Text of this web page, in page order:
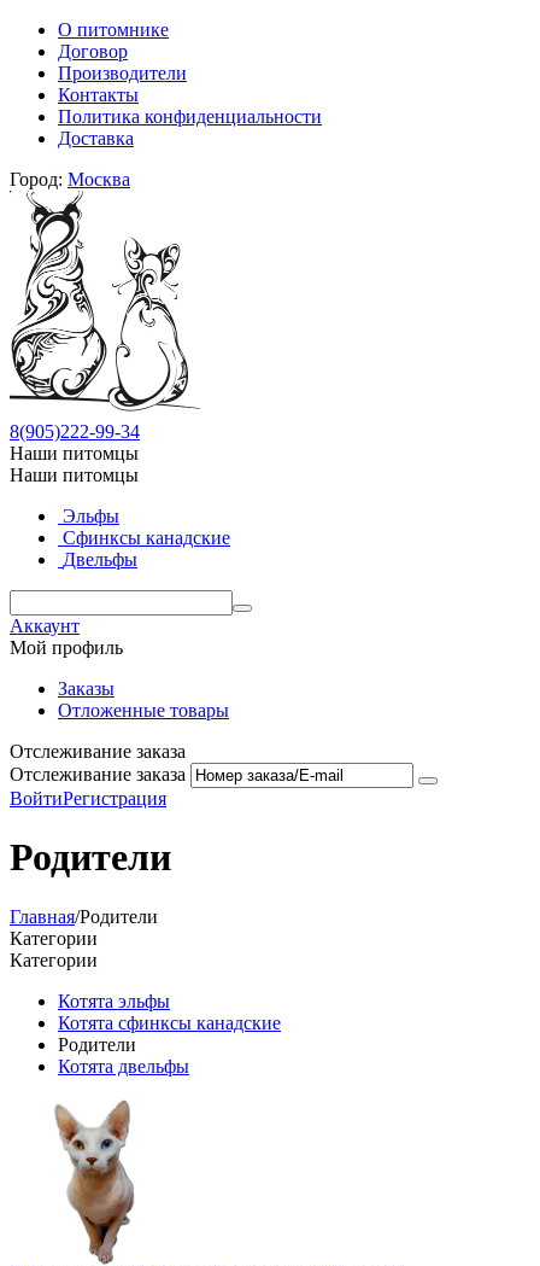
О питомнике
Договор
Производители
Контакты
Политика конфиденциальности
Доставка
Город: Москва
8(905)222-99-34
Наши питомцы
Наши питомцы
Эльфы
Сфинксы канадские
Двельфы
Аккаунт
Мой профиль
Заказы
Отложенные товары
Отслеживание заказа
Отслеживание заказа
ВойтиРегистрация
Родители
Главная/Родители
Категории
Категории
Котята эльфы
Котята сфинксы канадские
Родители
Котята двельфы